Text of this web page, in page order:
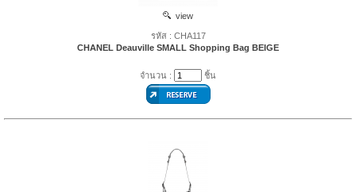
view
รหัส : CHA117
CHANEL Deauville SMALL Shopping Bag BEIGE
จำนวน : ชิ้น